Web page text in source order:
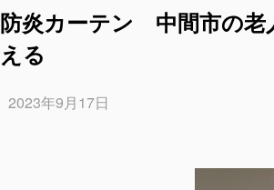
防炎カーテン 中間市の
える
2023年9月17日